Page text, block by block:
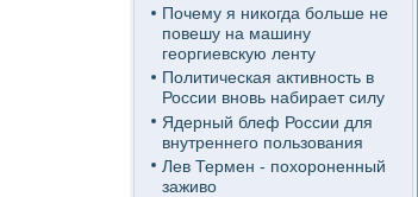
Почему я никогда больше не
повешу на машину
георгиевскую ленту
Политическая активность в
России вновь набирает силу
Ядерный блеф России для
внутреннего пользования
Лев Термен - похороненный
заживо